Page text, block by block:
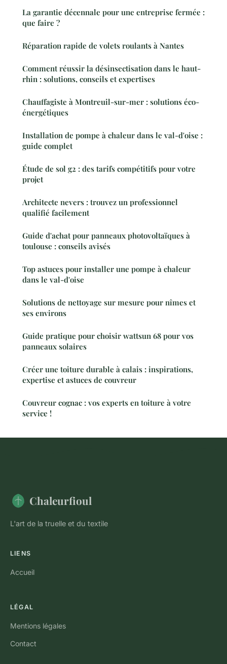
La garantie décennale pour une entreprise fermée :
que faire ?
Réparation rapide de volets roulants à Nantes
Comment réussir la désinsectisation dans le haut-
rhin : solutions, conseils et expertises
Chauffagiste à Montreuil-sur-mer : solutions éco-
énergétiques
Installation de pompe à chaleur dans le val-d'oise :
guide complet
Étude de sol g2 : des tarifs compétitifs pour votre
projet
Architecte nevers : trouvez un professionnel
qualifié facilement
Guide d'achat pour panneaux photovoltaïques à
toulouse : conseils avisés
Top astuces pour installer une pompe à chaleur
dans le val-d'oise
Solutions de nettoyage sur mesure pour nîmes et
ses environs
Guide pratique pour choisir wattsun 68 pour vos
panneaux solaires
Créer une toiture durable à calais : inspirations,
expertise et astuces de couvreur
Couvreur cognac : vos experts en toiture à votre
service !
Chaleurfioul
L'art de la truelle et du textile
LIENS
Accueil
LÉGAL
Mentions légales
Contact